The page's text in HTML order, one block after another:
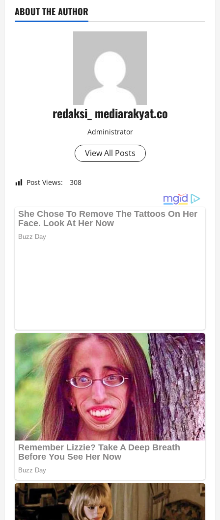
ABOUT THE AUTHOR
redaksi_ mediarakyat.co
Administrator
View All Posts
Post Views: 308